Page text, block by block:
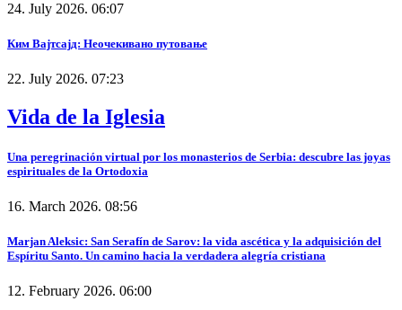
24. July 2026. 06:07
Ким Вајтсајд: Неочекивано путовање
22. July 2026. 07:23
Vida de la Iglesia
Una peregrinación virtual por los monasterios de Serbia: descubre las joyas
espirituales de la Ortodoxia
16. March 2026. 08:56
Marjan Aleksic: San Serafín de Sarov: la vida ascética y la adquisición del
Espíritu Santo. Un camino hacia la verdadera alegría cristiana
12. February 2026. 06:00